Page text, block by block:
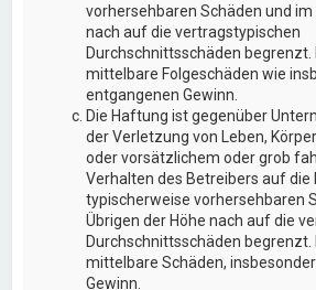
vorhersehbaren Schäden und im
nach auf die vertragstypischen
Durchschnittsschäden begrenzt.
mittelbare Folgeschäden wie
entgangenen Gewinn.
Die Haftung ist gegenüber
der Verletzung von Leben,
oder vorsätzlichem oder grob
Verhalten des Betreibers auf die
typischerweise vorhersehbaren
Übrigen der Höhe nach auf die
Durchschnittsschäden begrenzt.
mittelbare Schäden,
Gewinn.